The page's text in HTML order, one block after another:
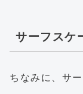
サーフスケ
ちなみに、サ